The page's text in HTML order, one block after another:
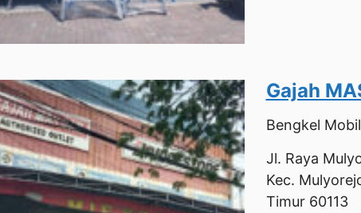
Gajah
Bengkel Mobil
Jl. Raya
Kec.
Timur 60113